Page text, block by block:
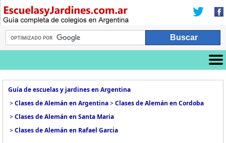
Guía de escuelas y jardines en Argentina
>Clases de Alemán en Argentina>Clases de Alemán en Cordoba
>Clases de Alemán en Santa Maria
>Clases de Alemán en Rafael Garcia